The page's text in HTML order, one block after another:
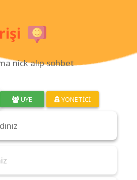
nick alıp sohbet
ÜYE YÖNETICI